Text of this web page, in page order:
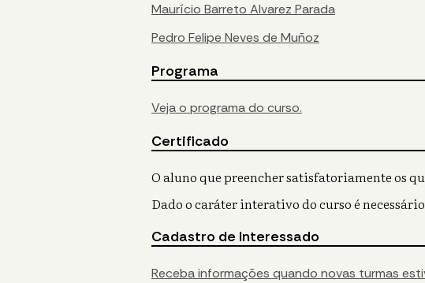
Maurício Barreto Alvarez Parada
Pedro Felipe Neves de Muñoz
Programa
Veja o programa do curso.
Certificado
O aluno que preencher satisfatoriamente os
Dado o caráter interativo do curso é
Cadastro de Interessado
Receba informações quando novas turmas